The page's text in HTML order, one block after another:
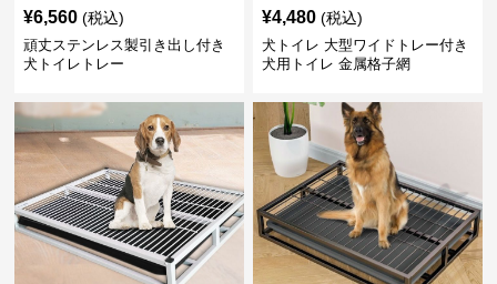
¥6,560 (税込)
頑丈ステンレス製引き出し付き
犬トイレトレー
¥4,480 (税込)
犬トイレ 大型ワイドトレー付き
犬用トイレ 金属格子網